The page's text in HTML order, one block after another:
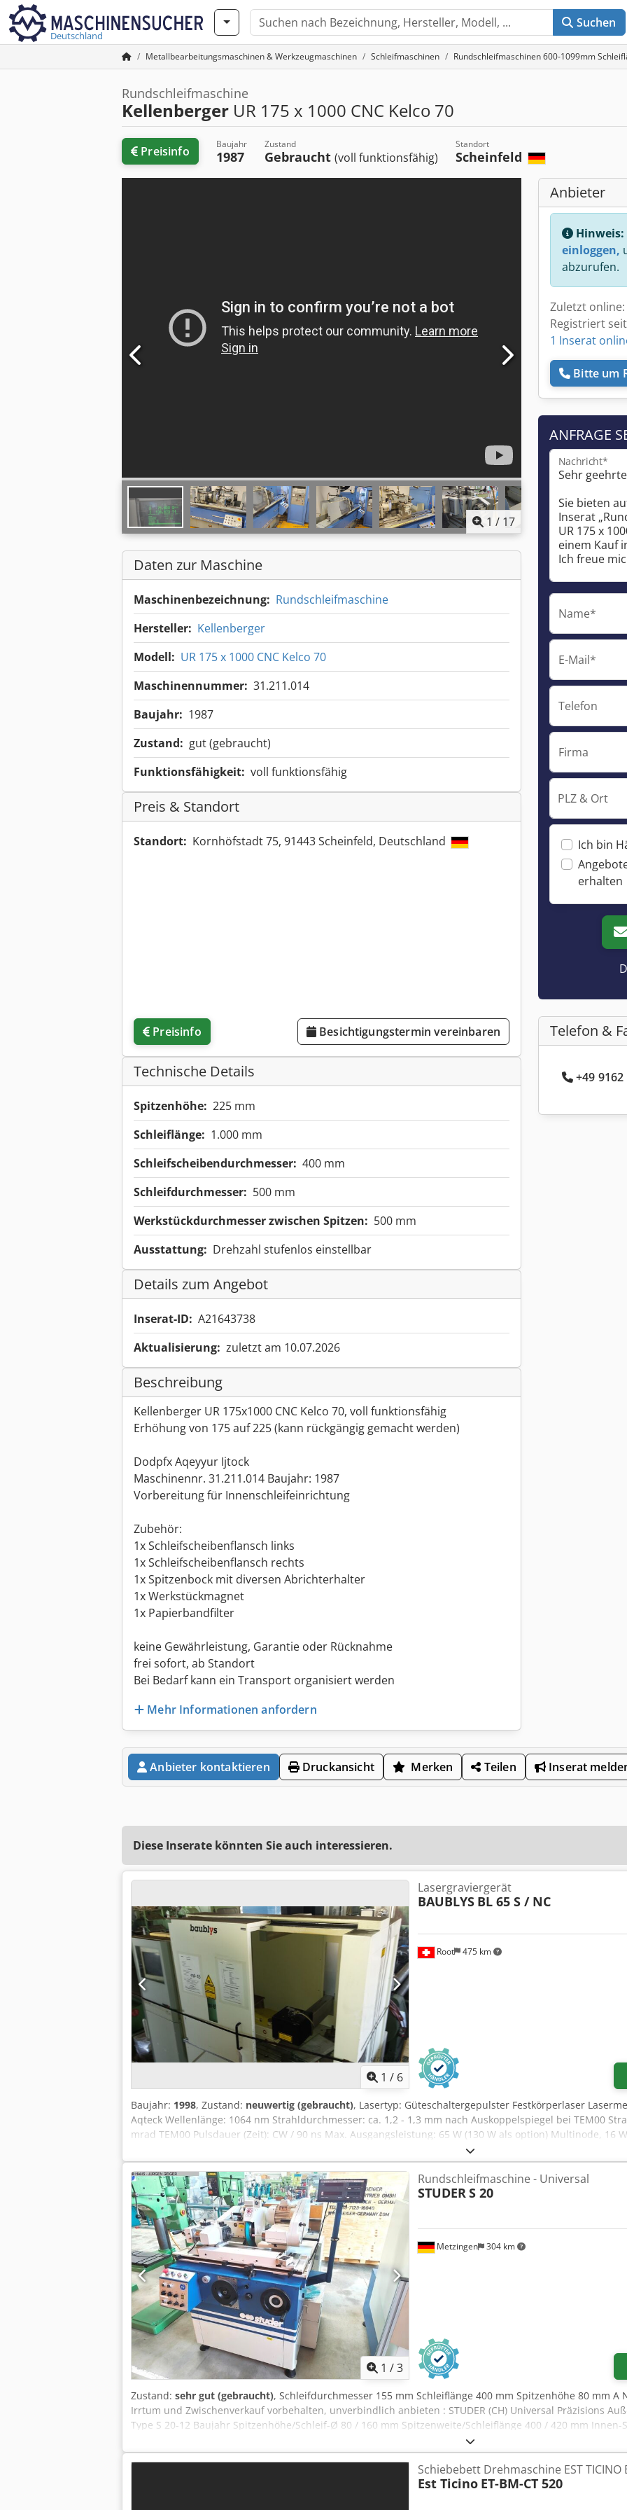
Deutschland
Suchen
Metallbearbeitungsmaschinen & Werkzeugmaschinen Schleifmaschinen Rundschleifmaschinen 600-1099mm
Rundschleifmaschine
Kellenberger UR 175 x 1000 CNC Kelco 70
Preisinfo Baujahr
1987
Zustand
Gebraucht (voll funktionsfähig)
Standort
Scheinfeld
1 / 17
Daten zur Maschine
Maschinenbezeichnung: Rundschleifmaschine
Hersteller: Kellenberger
Modell: UR 175 x 1000 CNC Kelco 70
Maschinennummer: 31.211.014
Baujahr: 1987
Zustand: gut (gebraucht)
Funktionsfähigkeit: voll funktionsfähig
Preis & Standort
Standort: Kornhöfstadt 75, 91443 Scheinfeld, Deutschland
Preisinfo Besichtigungstermin vereinbaren
Technische Details
Spitzenhöhe: 225 mm
Schleiflänge: 1.000 mm
Schleifscheibendurchmesser: 400 mm
Schleifdurchmesser: 500 mm
Werkstückdurchmesser zwischen Spitzen: 500 mm
Ausstattung: Drehzahl stufenlos einstellbar
Details zum Angebot
Inserat-ID: A21643738
Aktualisierung: zuletzt am 10.07.2026
Beschreibung
Kellenberger UR 175x1000 CNC Kelco 70, voll funktionsfähig
Erhöhung von 175 auf 225 (kann rückgängig gemacht werden)
Dodpfx Aqeyyur Ijtock
Maschinennr. 31.211.014 Baujahr: 1987
Vorbereitung für Innenschleifeinrichtung
Zubehör:
1x Schleifscheibenflansch links
1x Schleifscheibenflansch rechts
1x Spitzenbock mit diversen Abrichterhalter
1x Werkstückmagnet
1x Papierbandfilter
keine Gewährleistung, Garantie oder Rücknahme
frei sofort, ab Standort
Bei Bedarf kann ein Transport organisiert werden
Mehr Informationen anfordern
Anbieter
Hinweis:
einloggen,
abzurufen.
Zuletzt
Registriert
1 Inserat
Bitte um
ANFRAGE
Nachricht*
Name*
E-Mail*
Telefon
Firma
PLZ & Ort
Ich bin
erhalten
Telefon &
+49
Anbieter kontaktieren Druckansicht Merken Teilen Inserat
Diese Inserate könnten Sie auch interessieren.
1 / 6
Root 475 km
Lasergraviergerät
BAUBLYS BL 65 S / NC
Baujahr: 1998, Zustand: neuwertig (gebraucht), Lasertyp: Güteschaltergepulster Festkörperlaser
Aqteck Wellenlänge: 1064 nm Strahldurchmesser: ca. 1,2 - 1,3 mm nach Auskoppelspiegel bei TEM00
mrad TEM00 Pulsdauer (Zeit): CW / 90 ns Max. Ausgangsleistung: 65 W (130 W als option) Multinode, 16
Option) bei 3 kHz Betriebsarten: CW, gütegeschaltet von 0.1 bis 100 kHz Strahlablenksystem:
ca. 0.12 mm
1 /3
Metzingen 304 km
Rundschleifmaschine - Universal
STUDER S 20
Zustand: sehr gut (gebraucht), Schleifdurchmesser 155 mm Schleiflänge 400 mm Spitzenhöhe 80 mm A
Irrtum und Zwischenverkauf vorbehalten, unverbindlich anbieten : STUDER (CH) Universal Präzisions
Type S 20-12 Baujahr Spitzenhöhe/Schleif-Ø 80 / 160 mm Spitzenweite/Schleiflänge 400 / 420 mm
fliegend / zwischen Spitzen 5 / 20 kg Tisch-Geschwindigkeit 0,1 – 3,5 m/min Kleinster aut. Weg 1 mm
Schleifspindelstock Verstellweg, max 170 mm Schnell-Verfahrweg 30 mm Einstechtiefe, max. 1,9 mm/Ø
Djdpfjzbczxsx Aqtjck Schwenkbar (nach rechts) 15 / 30 ° Schleifscheibenmaß: Bohrung x Breite x Æ 127
aufgebaut mm Werkstückspindelstock Aufnahmekonus MK 2 Drehzahlen 60 – 1.200 U/min
Schiebebett Drehmaschine EST TICINO
Est Ticino ET-BM-CT 520